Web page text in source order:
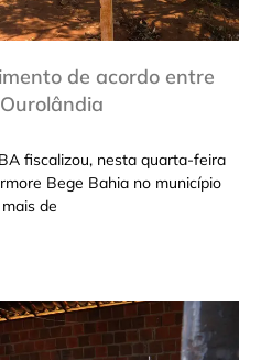
de acordo entre
fiscalizou, nesta quarta-feira
Bege Bahia no município
de